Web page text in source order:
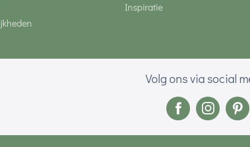
Inspiratie
Volg ons via social